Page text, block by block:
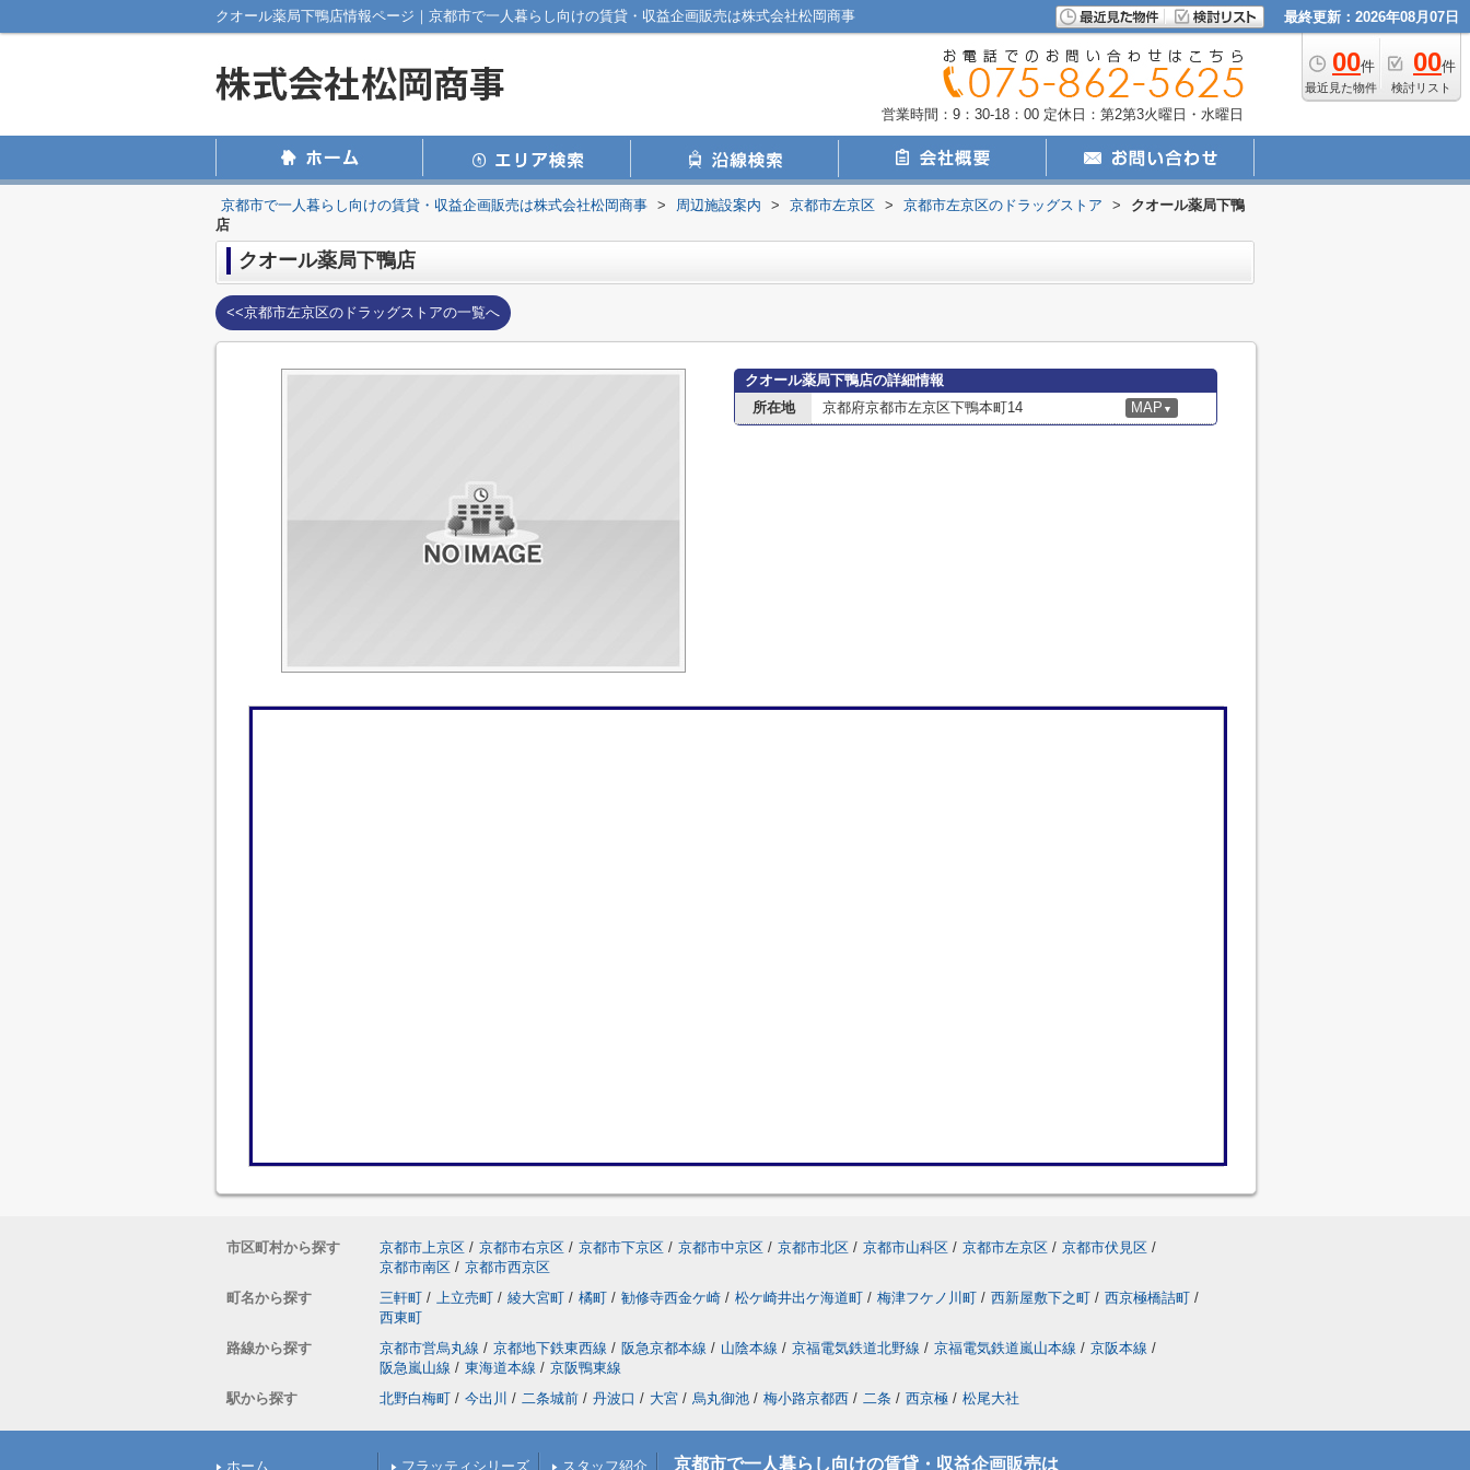
クオール薬局下鴨店情報ページ｜京都市で一人暮らし向けの賃貸・収益企画販売は株式会社松岡商事 最終更新：2026年08月07日
00件
最近見た物件
00件
検討リスト
営業時間：9：30-18：00 定休日：第2第3火曜日・水曜日
京都市で一人暮らし向けの賃貸・収益企画販売は株式会社松岡商事 > 周辺施設案内 > 京都市左京区 > 京都市左京区のドラッグストア >
クオール薬局下鴨
店
クオール薬局下鴨店
<<京都市左京区のドラッグストアの一覧へ
クオール薬局下鴨店の詳細情報
所在地
京都府京都市左京区下鴨本町14 MAP ▼
市区町村から探す 京都市上京区 / 京都市右京区 / 京都市下京区 / 京都市中京区 / 京都市北区 / 京都市山科区 / 京都市左京区 / 京都市伏見区 /
京都市南区 / 京都市西京区
町名から探す
三軒町 / 上立売町 / 綾大宮町 / 橘町 / 勧修寺西金ケ崎 / 松ケ崎井出ケ海道町 / 梅津フケノ川町 / 西新屋敷下之町 / 西京極橋詰町 /
西東町
路線から探す
京都市営烏丸線 / 京都地下鉄東西線 / 阪急京都本線 / 山陰本線 / 京福電気鉄道北野線 / 京福電気鉄道嵐山本線 / 京阪本線 /
阪急嵐山線 / 東海道本線 / 京阪鴨東線
駅から探す
北野白梅町 / 今出川 / 二条城前 / 丹波口 / 大宮 / 烏丸御池 / 梅小路京都西 / 二条 / 西京極 / 松尾大社
ホーム フラッティシリーズ スタッフ紹介 京都市で一人暮らし向けの賃貸・収益企画販売は